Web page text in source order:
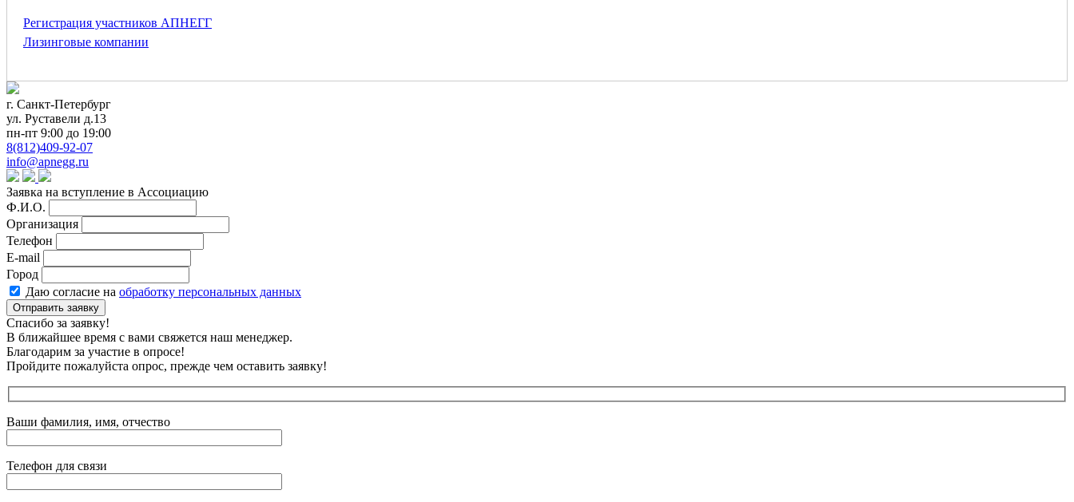
Регистрация участников АПНЕГГ
Лизинговые компании
г. Санкт-Петербург
ул. Руставели д.13
пн-пт 9:00 до 19:00
8(812)409-92-07
info@apnegg.ru
Заявка на вступление в Ассоциацию
Ф.И.О.
Организация
Телефон
E-mail
Город
Даю согласие на обработку персональных данных
Отправить заявку
Спасибо за заявку!
В ближайшее время с вами свяжется наш менеджер.
Благодарим за участие в опросе!
Пройдите пожалуйста опрос, прежде чем оставить заявку!
Ваши фамилия, имя, отчество
Телефон для связи